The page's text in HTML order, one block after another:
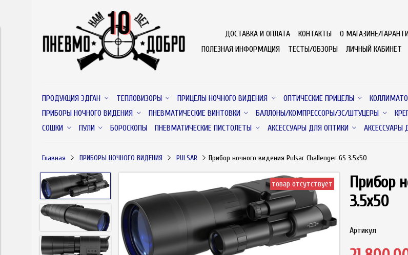
ДОСТАВКА И ОПЛАТА КОНТАКТЫ
О МАГАЗИНЕ/
ПОЛЕЗНАЯ ИНФОРМАЦИЯ
ТЕСТЫ/ОБЗОРЫ ЛИЧНЫЙ КАБИНЕТ
ПРОДУКЦИЯ ЭДГАН ТЕПЛОВИЗОРЫ ПРИЦЕЛЫ НОЧНОГО ВИДЕНИЯ ОПТИЧЕСКИЕ ПРИЦЕЛЫ
ПРИБОРЫ НОЧНОГО ВИДЕНИЯ
ПНЕВМАТИЧЕСКИЕ ВИНТОВКИ БАЛЛОНЫ/КОМПРЕССОРЫ/ЗС/ШТУЦЕРЫ
СОШКИ
ПУЛИ БОРОСКОПЫ ПНЕВМАТИЧЕСКИЕ ПИСТОЛЕТЫ АКСЕССУАРЫ ДЛЯ ОПТИКИ АКСЕССУАРЫ
Главная ПРИБОРЫ НОЧНОГО ВИДЕНИЯ PULSAR Прибор ночного видения Pulsar Challenger GS 3.5x50
товар отсутствует
Прибор
3.5x50
Артикул